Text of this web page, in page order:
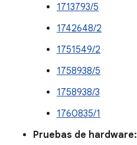
1713793/5
1742648/2
1751549/2
1758938/5
1758938/3
1760835/1
Pruebas de hardware: